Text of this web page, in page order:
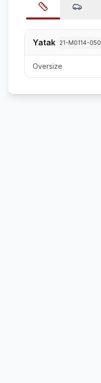
Yatak 21-M0114-050
Oversize